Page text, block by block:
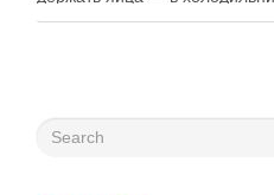
зависит от нескольких